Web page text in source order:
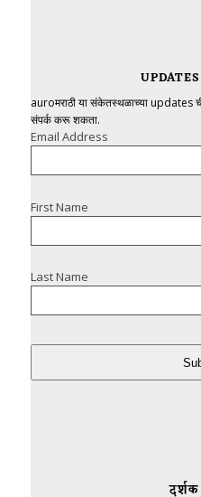
auroमराठी या संकेतस्थळाच्या updates
संपर्क करू शकता.
Email Address
First Name
Last Name